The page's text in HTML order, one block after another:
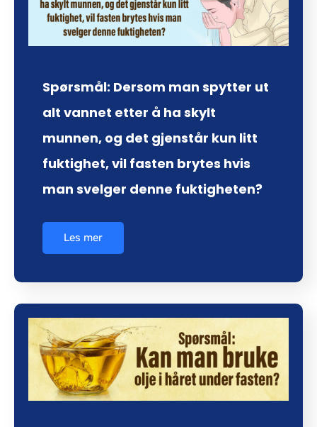
Spørsmål: Dersom man spytter ut
alt vannet etter å ha skylt
munnen, og det gjenstår kun litt
fuktighet, vil fasten brytes hvis
man svelger denne fuktigheten?
Les mer